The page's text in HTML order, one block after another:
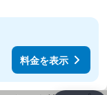
料金を表示